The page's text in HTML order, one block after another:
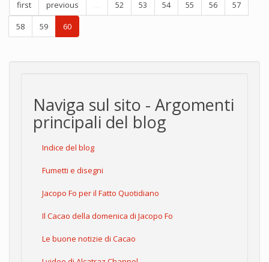
first previous 52 53 54 55 56
57
58
59 60
Naviga sul sito - Argomenti
principali del blog
Indice del blog
Fumetti e disegni
Jacopo Fo per il Fatto Quotidiano
Il Cacao della domenica di Jacopo Fo
Le buone notizie di Cacao